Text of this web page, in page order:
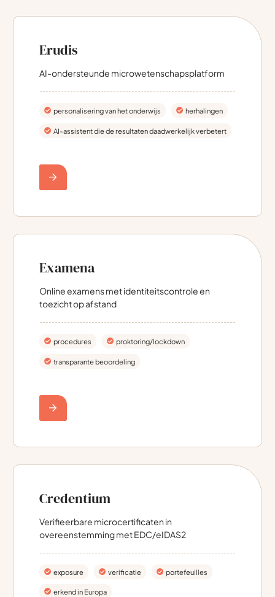
Erudis
AI-ondersteunde microwetenschapsplatform
personalisering van het onderwijs herhalingen
AI-assistent die de resultaten daadwerkelijk verbetert
Examena
Online examens met identiteitscontrole en
toezicht op afstand
procedures proktoring/lockdown
transparante beoordeling
Credentium
Verifieerbare microcertificaten in
overeenstemming met EDC/eIDAS2
exposure verificatie portefeuilles
erkend in Europa